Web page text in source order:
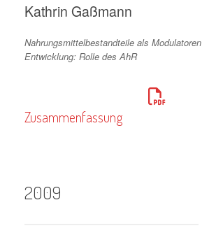
Kathrin Gaßmann
Nahrungsmittelbestandteile als
Entwicklung: Rolle des AhR
Zusammenfassung
2009